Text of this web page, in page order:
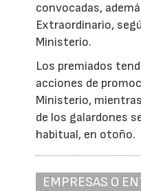
convocadas,
Extraordinario,
Ministerio.
Los premiados
acciones de
Ministerio,
de los galardones
habitual, en otoño.
EMPRESAS O